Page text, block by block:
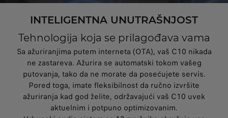
INTELIGENTNA UNUTRAŠNJOST
Tehnologija koja se prilagođava vama
Sa ažuriranjima putem interneta (OTA), vaš C10 nikada
ne zastareva. Ažurira se automatski tokom vašeg
putovanja, tako da ne morate da posećujete servis.
Pored toga, imate fleksibilnost da ručno izvršite
ažuriranja kad god želite, održavajući vaš C10 uvek
aktuelnim i potpuno optimizovanim.